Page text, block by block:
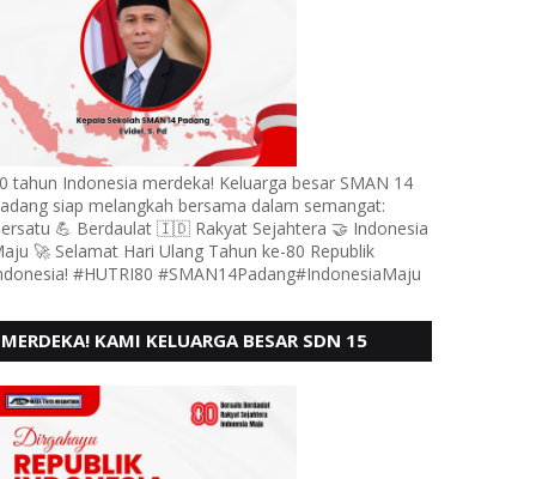
tahun Indonesia merdeka! Keluarga besar SMAN 14
siap melangkah bersama dalam semangat:
💪 Berdaulat 🇮🇩 Rakyat Sejahtera 🤝 Indonesia
🚀 Selamat Hari Ulang Tahun ke-80 Republik
#HUTRI80 #SMAN14Padang#IndonesiaMaju
MERDEKA! KAMI KELUARGA BESAR SDN 15
- 80